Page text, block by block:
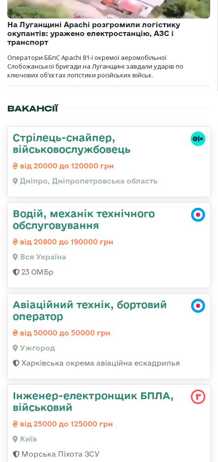
На Луганщині Apachi розгромили логістику
окупантів: уражено електростанцію, АЗС і
транспорт
Оператори ББпС Apachi 81-ї окремої аеромобільної
Слобожанської бригади на Луганщині завдали ударів по
ключових об’єктах логістики російських військ.
ВАКАНСІЇ
Стрілець-снайпер,
військовослужбовець
від 20000 до 120000 грн
Дніпро, Дніпропетровська область
Водій, механік технічного
обслуговування
від 20800 до 190000 грн
Вся Україна
23 ОМБр
Авіаційний технік, бортовий
оператор
від 50000 до 50000 грн
Ужгород
Харківська окрема авіаційна ескадрилья
Інженер-електронщик БПЛА,
військовий
від 25000 до 125000 грн
Київ
Морська Піхота ЗСУ